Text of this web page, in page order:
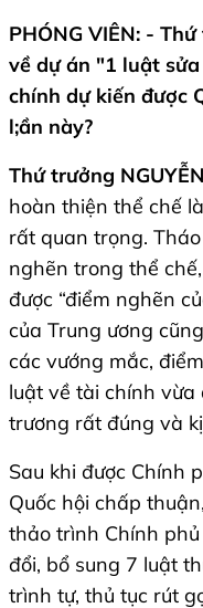
PHÓNG VIÊN: -
về dự án "1 luật
chính dự kiến được
l;ần này?
Thứ trưởng
hoàn thiện thể chế
rất quan trọng.
nghẽn trong thể
được “điểm nghẽn
của Trung ương
các vướng mắc,
luật về tài chính
trương rất đúng và
Sau khi được Chính
Quốc hội chấp
thảo trình Chính
đổi, bổ sung 7 luật
trình tự, thủ tục rút